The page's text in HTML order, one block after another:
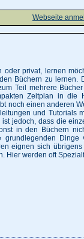
Webseite
oder privat, lernen
Büchern zu lernen.
Teil mehrere
Zeitplan in die
noch einen anderen
und Tutorials
jedoch, dass die
in den Büchern
eignen sich
Hier werden oft